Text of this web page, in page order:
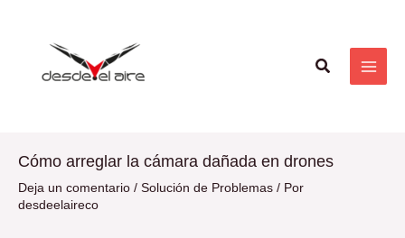
Buscar
Cómo arreglar la cámara dañada en drones
Deja un comentario / Solución de Problemas / Por
desdeelaireco
entradas